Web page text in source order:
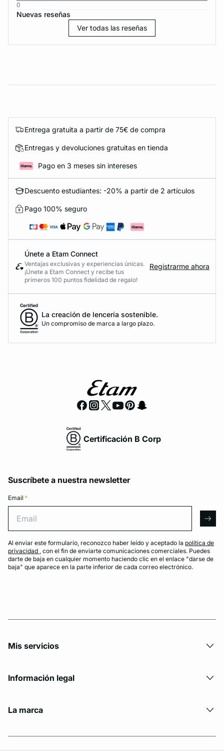
0
Nuevas reseñas
Ver todas las reseñas
Entrega gratuita a partir de 75€ de compra
Entregas y devoluciones gratuitas en tienda
Pago en 3 meses sin intereses
Descuento estudiantes: -20% a partir de 2 artículos
Pago 100% seguro
Únete a Etam Connect
Ventajas exclusivas y experiencias únicas.
¡Únete a Etam Connect y recibe tus
primeros 100 puntos fidelidad de regalo!
Registrarme ahora
La creación de lencería sostenible.
Un compromiso de marca a largo plazo.
Certificación B Corp
Suscríbete a nuestra newsletter
Email *
Al enviar este formulario, reconozco haber leído y aceptado la política de
privacidad , con el fin de enviarte comunicaciones comerciales. Puedes
darte de baja en cualquier momento haciendo clic en el enlace "darse de
baja" que aparece en la parte inferior de cada correo electrónico.
Mis servicios
Información legal
La marca